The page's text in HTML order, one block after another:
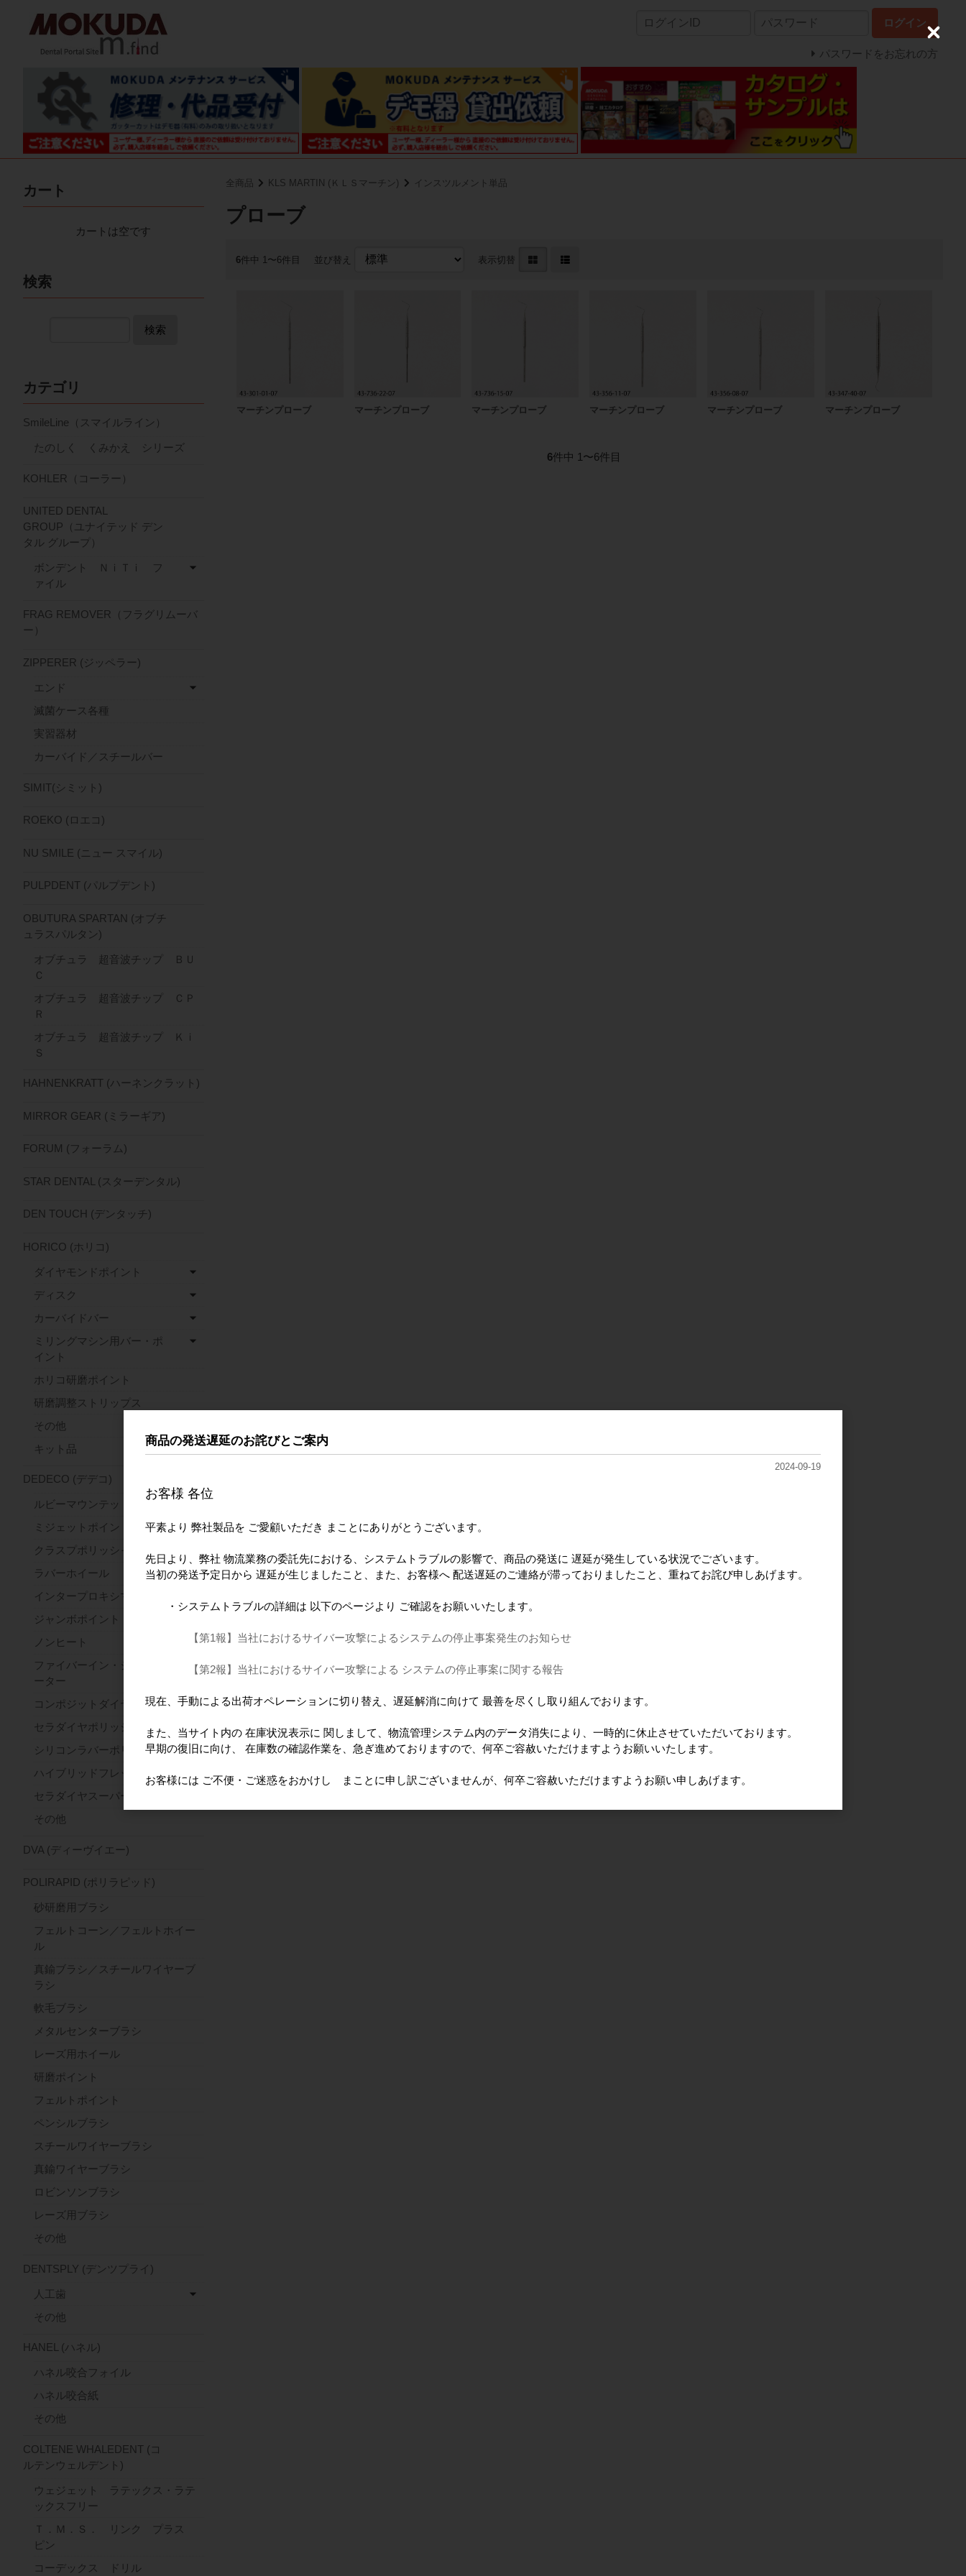
ログイン
パスワードをお忘れの方
全商品 KLS MARTIN (ＫＬＳマーチン) インスツルメント単品
プローブ
6件中 1〜6件目 並び替え 表示切替
マーチンプローブ マーチンプローブ マーチンプローブ マーチンプローブ マーチンプローブ マーチンプローブ
6件中 1〜6件目
カート
カートは空です
検索
検索
カテゴリ
SmileLine（スマイルライン）
たのしく くみかえ シリーズ
KOHLER（コーラー）
UNITED DENTAL
GROUP（ユナイテッド デン
タル グループ）
ボンデント ＮｉＴｉ フ
ァイル
FRAG REMOVER（フラグリムーバ
ー）
ZIPPERER (ジッペラー)
エンド
滅菌ケース各種
実習器材
カーバイド／スチールバー
SIMIT(シミット)
ROEKO (ロエコ)
NU SMILE (ニュー スマイル)
PULPDENT (パルプデント)
OBUTURA SPARTAN (オブチ
ュラスパルタン)
オブチュラ 超音波チップ ＢＵ
Ｃ
オブチュラ 超音波チップ ＣＰ
Ｒ
オブチュラ 超音波チップ Ｋｉ
Ｓ
HAHNENKRATT (ハーネンクラット)
MIRROR GEAR (ミラーギア)
FORUM (フォーラム)
STAR DENTAL (スターデンタル)
DEN TOUCH (デンタッチ)
HORICO (ホリコ)
ダイヤモンドポイント
ディスク
カーバイドバー
ミリングマシン用バー・ポ
イント
ホリコ研磨ポイント
研磨調整ストリップス
その他
キット品
DEDECO (デデコ)
ルビーマウンテッドポイント
ミジェットポイント
クラスプポリッシャー
ラバーホイール
インタープロキシマルホイール
ジャンボポイント
ノンヒート
ファイバーイン・ジルコンセパレ
ーター
コンポジットダイヤ
セラダイヤポリッシャー
シリコンラバーポリッシャー
ハイブリッドフレックス
セラダイヤスーパーファースト
その他
DVA (ディーヴイエー)
POLIRAPID (ポリラピッド)
砂研磨用ブラシ
フェルトコーン／フェルトホイー
ル
真鍮ブラシ／スチールワイヤーブ
ラシ
軟毛ブラシ
メタルセンターブラシ
レーズ用ホイール
研磨ポイント
フェルトポイント
ペンシルブラシ
スチールワイヤーブラシ
真鍮ワイヤーブラシ
ロビンソンブラシ
レーズ用ブラシ
その他
DENTSPLY (デンツプライ)
人工歯
その他
HANEL (ハネル)
ハネル咬合フォイル
ハネル咬合紙
その他
COLTENE WHALEDENT (コ
ルテンウェルデント)
ウェジェット ラテックス・ラテ
ックスフリー
Ｔ．Ｍ．Ｓ． リンク プラス
ピン
コーデックス ドリル
商品の発送遅延のお詫びとご案内
2024-09-19
お客様 各位
平素より 弊社製品を ご愛顧いただき まことにありがとうございます。
先日より、弊社 物流業務の委託先における、システムトラブルの影響で、商品の発送に 遅延が発生している状況でございます。
当初の発送予定日から 遅延が生じましたこと、また、お客様へ 配送遅延のご連絡が滞っておりましたこと、重ねてお詫び申しあげます。
・システムトラブルの詳細は 以下のページより ご確認をお願いいたします。
【第1報】当社におけるサイバー攻撃によるシステムの停止事案発生のお知らせ
【第2報】当社におけるサイバー攻撃による システムの停止事案に関する報告
現在、手動による出荷オペレーションに切り替え、遅延解消に向けて 最善を尽くし取り組んでおります。
また、当サイト内の 在庫状況表示に 関しまして、物流管理システム内のデータ消失により、一時的に休止させていただいております。
早期の復旧に向け、 在庫数の確認作業を、急ぎ進めておりますので、何卒ご容赦いただけますようお願いいたします。
お客様には ご不便・ご迷惑をおかけし まことに申し訳ございませんが、何卒ご容赦いただけますようお願い申しあげます。
C
l